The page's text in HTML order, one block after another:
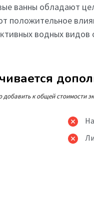
ванны обладают
водных видов
к общей стоимости